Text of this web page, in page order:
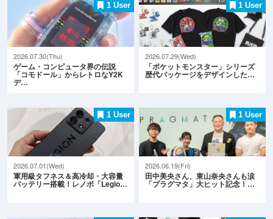
1 User
2026.07.30(Thu)
ゲーム・コンピュータ界の伝説
「コモドール」からレトロなY2K
デ…
1 User
2026.07.29(Wed)
「ポケットモンスター」シリーズ
歴代パッケージをデザインした…
1 User
2026.07.01(Wed)
軍用級タフネス＆高冷却・大容量
バッテリー搭載！レノボ「Legio…
1 User
2026.06.19(Fri)
田中美央さん、東山奈央さんも涙
「プラグマタ」大ヒット記念！…